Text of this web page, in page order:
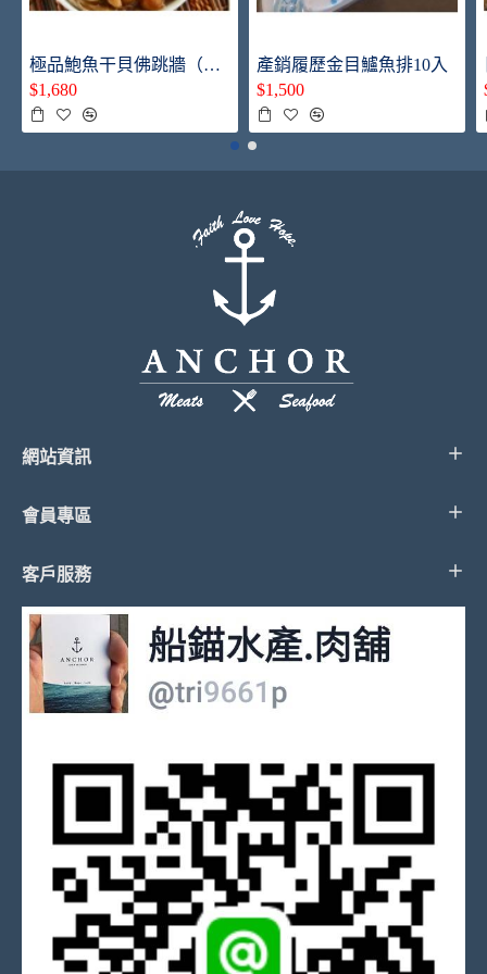
極品鮑魚干貝佛跳牆（買一送一/共2盅）每鍋送5顆帶殼鮑魚
$1,680
產銷履歷金目鱸魚排10入
$1,500
網站資訊
會員專區
客戶服務